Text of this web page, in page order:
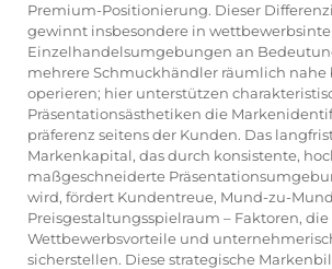
Premium-Positionierung. Dieser
gewinnt insbesondere in
Einzelhandelsumgebungen an
mehrere Schmuckhändler räumlich nahe
operieren; hier unterstützen
Präsentationsästhetiken die
präferenz seitens der Kunden. Das
Markenkapital, das durch konsistente,
maßgeschneiderte
wird, fördert Kundentreue, Mund-zu-
Preisgestaltungsspielraum – Faktoren,
Wettbewerbsvorteile und
sicherstellen. Diese strategische